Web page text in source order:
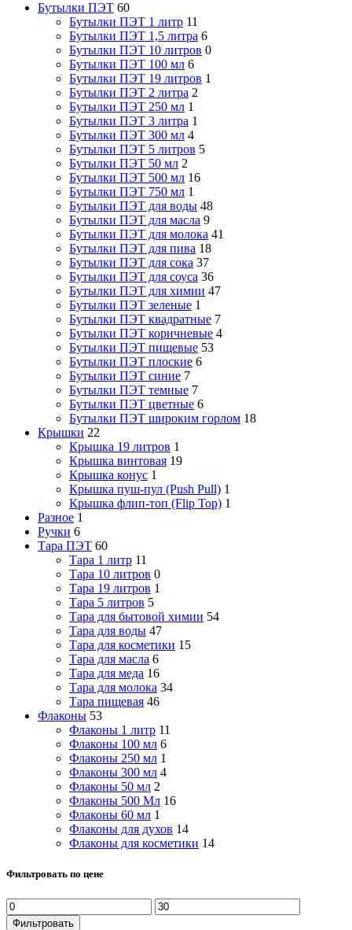
Бутылки ПЭТ 60
Бутылки ПЭТ 1 литр 11
Бутылки ПЭТ 1,5 литра 6
Бутылки ПЭТ 10 литров 0
Бутылки ПЭТ 100 мл 6
Бутылки ПЭТ 19 литров 1
Бутылки ПЭТ 2 литра 2
Бутылки ПЭТ 250 мл 1
Бутылки ПЭТ 3 литра 1
Бутылки ПЭТ 300 мл 4
Бутылки ПЭТ 5 литров 5
Бутылки ПЭТ 50 мл 2
Бутылки ПЭТ 500 мл 16
Бутылки ПЭТ 750 мл 1
Бутылки ПЭТ для воды 48
Бутылки ПЭТ для масла 9
Бутылки ПЭТ для молока 41
Бутылки ПЭТ для пива 18
Бутылки ПЭТ для сока 37
Бутылки ПЭТ для соуса 36
Бутылки ПЭТ для химии 47
Бутылки ПЭТ зеленые 1
Бутылки ПЭТ квадратные 7
Бутылки ПЭТ коричневые 4
Бутылки ПЭТ пищевые 53
Бутылки ПЭТ плоские 6
Бутылки ПЭТ синие 7
Бутылки ПЭТ темные 7
Бутылки ПЭТ цветные 6
Бутылки ПЭТ широким горлом 18
Крышки 22
Крышка 19 литров 1
Крышка винтовая 19
Крышка конус 1
Крышка пуш-пул (Push Pull) 1
Крышка флип-топ (Flip Top) 1
Разное 1
Ручки 6
Тара ПЭТ 60
Тара 1 литр 11
Тара 10 литров 0
Тара 19 литров 1
Тара 5 литров 5
Тара для бытовой химии 54
Тара для воды 47
Тара для косметики 15
Тара для масла 6
Тара для меда 16
Тара для молока 34
Тара пищевая 46
Флаконы 53
Флаконы 1 литр 11
Флаконы 100 мл 6
Флаконы 250 мл 1
Флаконы 300 мл 4
Флаконы 50 мл 2
Флаконы 500 Мл 16
Флаконы 60 мл 1
Флаконы для духов 14
Флаконы для косметики 14
Фильтровать по цене
Фильтровать